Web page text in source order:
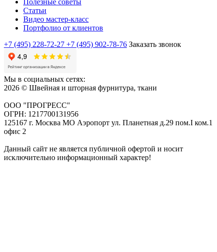
Полезные советы
Статьи
Видео мастер-класс
Портфолио от клиентов
+7 (495) 228-72-27 +7 (495) 902-78-76 Заказать звонок
Мы в социальных сетях:
2026 © Швейная и шторная фурнитура, ткани
ООО "ПРОГРЕСС"
ОГРН: 1217700131956
125167 г. Москва МО Аэропорт ул. Планетная д.29 пом.I ком.1
офис 2
Данный сайт не является публичной офертой и носит
исключительно информационный характер!